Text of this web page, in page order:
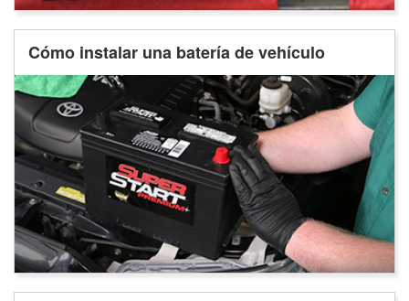
Cómo instalar una batería de vehículo